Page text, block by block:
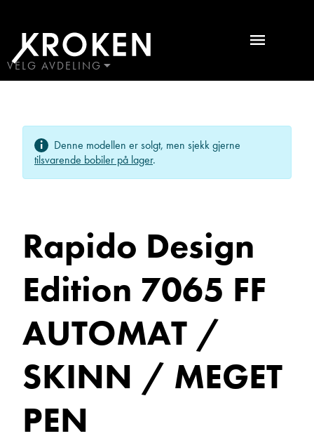
Design
Edition
2014
Bobiler
VELG AVDELING
ÅLESUND
ÅNDALSNES Ta kontakt
Sted
Hva gjelder det?
Navn
Denne modellen er solgt, men sjekk gjerne
tilsvarende bobiler på lager.
Rapido Design
Edition 7065 FF
AUTOMAT /
SKINN / MEGET
PEN